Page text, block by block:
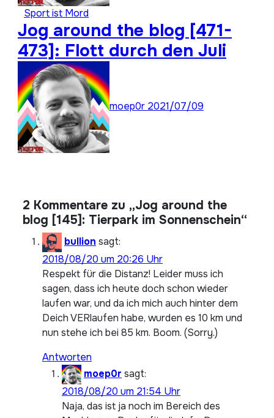
Sport ist Mord
Jog around the blog [471-
473]: Flott durch den Juli
moep0r 2021/07/09
2 Kommentare zu „Jog around the
blog [145]: Tierpark im Sonnenschein“
bullion sagt:
2018/08/20 um 20:26 Uhr
Respekt für die Distanz! Leider muss ich
sagen, dass ich heute doch schon wieder
laufen war, und da ich mich auch hinter dem
Deich VERlaufen habe, wurden es 10 km und
nun stehe ich bei 85 km. Boom. (Sorry.)
Antworten
moep0r sagt:
2018/08/20 um 21:54 Uhr
Naja, das ist ja noch im Bereich des